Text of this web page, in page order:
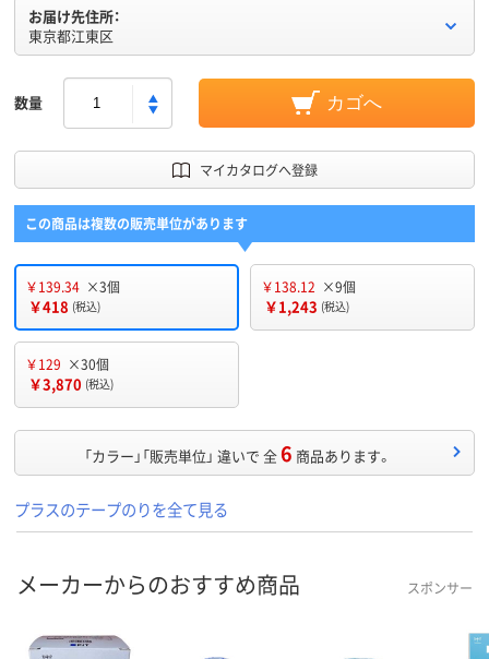
お届け先住所：
東京都江東区
数量 カゴへ
マイカタログへ登録
この商品は複数の販売単位があります
￥139.34 ×3個
￥418 (税込)
￥138.12 ×9個
￥1,243 (税込)
￥129 ×30個
￥3,870 (税込)
「カラー」「販売単位」 違いで 全6 商品あります。
プラスのテープのりを全て見る
メーカーからのおすすめ商品 スポンサー